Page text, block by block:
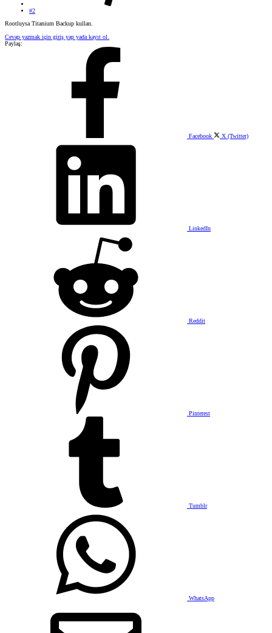
#2
Rootluysa Titanium Backup kullan.
Cevap yazmak için giriş yap yada kayıt ol.
Paylaş:
Facebook X (Twitter)
LinkedIn
Reddit
Pinterest
Tumblr
WhatsApp